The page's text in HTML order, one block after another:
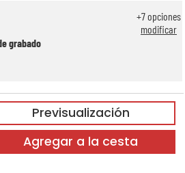
grabado
+7opciones
modificar
Previsualización
Agregar a la cesta